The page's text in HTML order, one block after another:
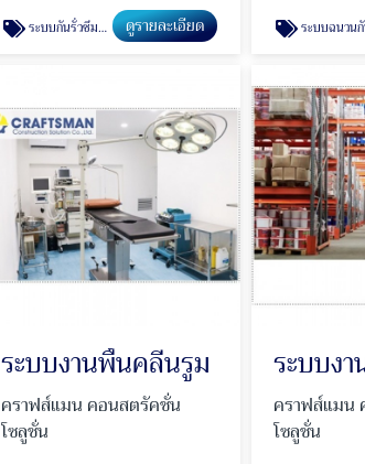
ระบบกันรั่วซึม PU Injection ดูรายละเอียด ระบบฉนวนกันความร้อน PU Foam หลังคา แ
ระบบงานพื้นคลีนรูม
คราฟส์แมน คอนสตรัคชั่น
โซลูชั่น
คราฟส์แมน
โซลูชั่น